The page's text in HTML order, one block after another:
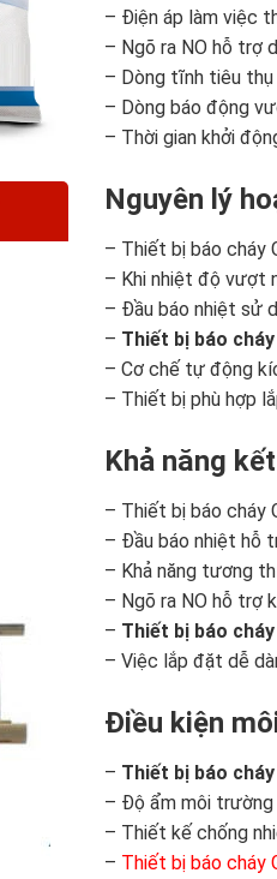
– Điện áp làm việc
– Ngõ ra NO hỗ trợ
– Dòng tĩnh tiêu
– Dòng báo động
– Thời gian khởi
Nguyên lý
– Thiết bị báo cháy
– Khi nhiệt độ vượt
– Đầu báo nhiệt sử
– Thiết bị báo cháy
– Cơ chế tự động
– Thiết bị phù hợp
Khả năng
– Thiết bị báo cháy
– Đầu báo nhiệt hỗ
– Khả năng tương
– Ngõ ra NO hỗ trợ
– Thiết bị báo cháy
– Việc lắp đặt dễ
Điều kiện
– Thiết bị báo cháy
– Độ ẩm môi trường
– Thiết kế chống
– Thiết bị báo cháy